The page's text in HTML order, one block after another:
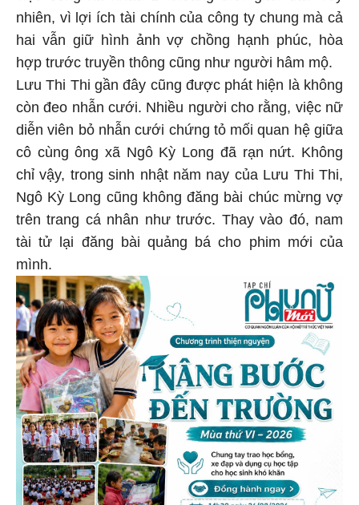
nhiên, vì lợi ích tài chính của công ty chung mà cả
hai vẫn giữ hình ảnh vợ chồng hạnh phúc, hòa
hợp trước truyền thông cũng như người hâm mộ.
Lưu Thi Thi gần đây cũng được phát hiện là không
còn đeo nhẫn cưới. Nhiều người cho rằng, việc nữ
diễn viên bỏ nhẫn cưới chứng tỏ mối quan hệ giữa
cô cùng ông xã Ngô Kỳ Long đã rạn nứt. Không
chỉ vậy, trong sinh nhật năm nay của Lưu Thi Thi,
Ngô Kỳ Long cũng không đăng bài chúc mừng vợ
trên trang cá nhân như trước. Thay vào đó, nam
tài tử lại đăng bài quảng bá cho phim mới của
mình.